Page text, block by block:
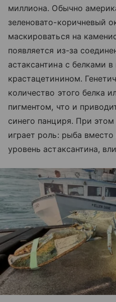
миллиона. Обычно
зеленовато-коричневый
маскироваться на
появляется из-за
астаксантина с белками
крастацетинином.
количество этого белка
пигментом, что и
синего панциря. При
играет роль: рыба
уровень астаксантина,